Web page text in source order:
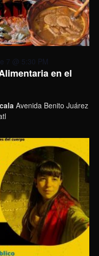
en el
7 @ 5:30 PM
Avenida Benito Juárez